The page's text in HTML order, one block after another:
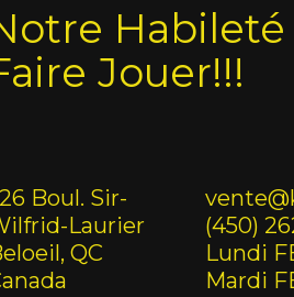
Habileté
Jouer!!!
Boul. Sir-
Laurier
QC
(450)
Lundi
Mardi